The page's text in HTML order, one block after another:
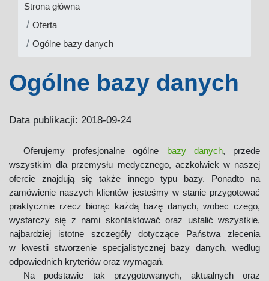
Strona główna
Oferta
Ogólne bazy danych
Ogólne bazy danych
Data publikacji: 2018-09-24
Oferujemy profesjonalne ogólne bazy danych, przede
wszystkim dla przemysłu medycznego, aczkolwiek w naszej
ofercie znajdują się także innego typu bazy. Ponadto na
zamówienie naszych klientów jesteśmy w stanie przygotować
praktycznie rzecz biorąc każdą bazę danych, wobec czego,
wystarczy się z nami skontaktować oraz ustalić wszystkie,
najbardziej istotne szczegóły dotyczące Państwa zlecenia
w kwestii stworzenie specjalistycznej bazy danych, według
odpowiednich kryteriów oraz wymagań.
Na podstawie tak przygotowanych, aktualnych oraz